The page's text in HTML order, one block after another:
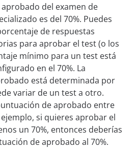
del examen de
es del 70%. Puedes
de respuestas
para aprobar el test (o los
mínimo para un test está
en el 70%. La
está determinada por
variar de un test a otro.
de aprobado entre
ejemplo, si quieres aprobar el
un 70%, entonces deberías
de aprobado al 70%.